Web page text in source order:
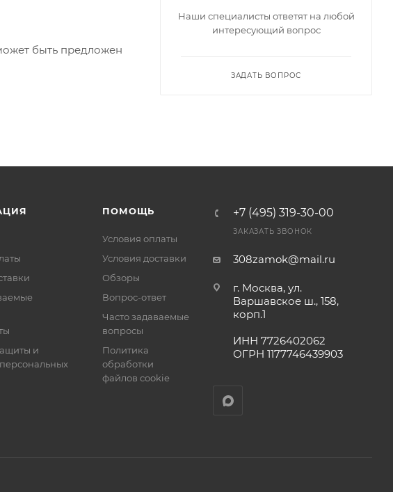
быть предложен
Наши специалисты ответят на любой
интересующий вопрос
ЗАДАТЬ ВОПРОС
и
ПОМОЩЬ
Условия оплаты
Условия доставки
Обзоры
Вопрос-ответ
Часто задаваемые
вопросы
Политика
обработки
файлов cookie
+7 (495) 319-30-00
ЗАКАЗАТЬ ЗВОНОК
308zamok@mail.ru
г. Москва, ул.
Варшавское ш., 158,
корп.1
ИНН 7726402062
ОГРН 1177746439903